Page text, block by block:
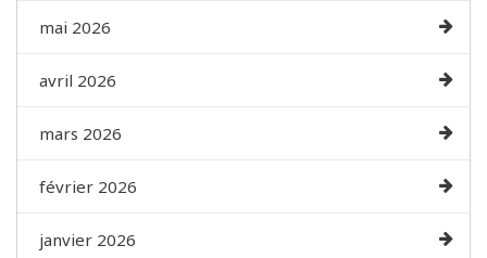
mai 2026
avril 2026
mars 2026
février 2026
janvier 2026